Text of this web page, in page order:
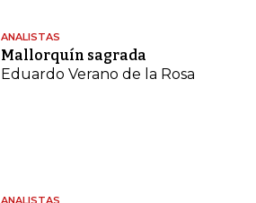
ANALISTAS
Mallorquín sagrada
Eduardo Verano de la Rosa
ANALISTAS